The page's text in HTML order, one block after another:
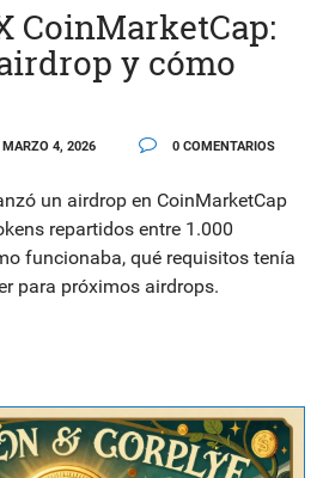
CoinMarketCap:
y cómo
MARZO 4, 2026 0 COMENTARIOS
un airdrop en CoinMarketCap
repartidos entre 1.000
funcionaba, qué requisitos tenía
para próximos airdrops.